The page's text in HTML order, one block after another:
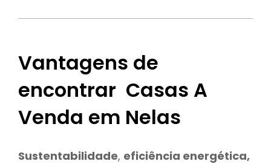
Vantagens de
encontrar Casas A
Venda em Nelas
Sustentabilidade, eficiência energética,